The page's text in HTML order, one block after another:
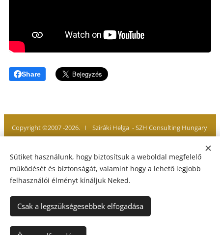
Share
Copyright ©2007 -2026. I Sziráki Helga - SZH Consulting Hungary
Adatvédelmi TájékoztatóIJogi Nyilatkozat
Sütik
Sütiket használunk, hogy biztosítsuk a weboldal megfelelő
működését és biztonságát, valamint hogy a lehető legjobb
felhasználói élményt kínáljuk Neked.
Csak a legszükségesebbek elfogadása